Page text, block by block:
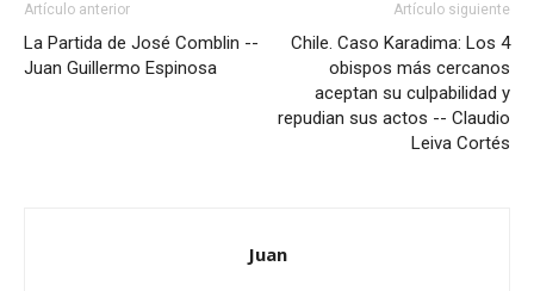
Artículo anterior
La Partida de José Comblin --
Juan Guillermo Espinosa
Artículo siguiente
Chile. Caso Karadima: Los 4
obispos más cercanos
aceptan su culpabilidad y
repudian sus actos -- Claudio
Leiva Cortés
Juan